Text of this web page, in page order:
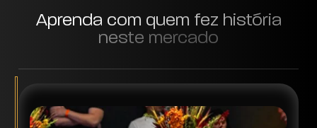
Aprenda com quem fez história
neste mercado